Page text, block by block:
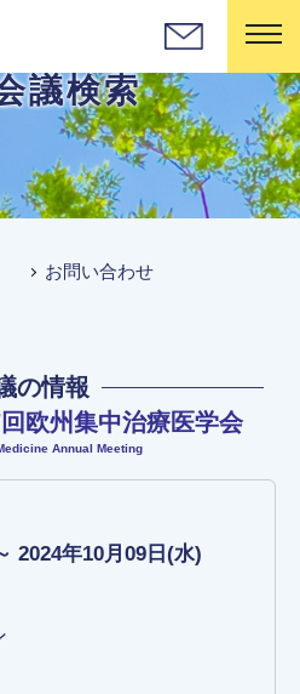
議検索
お問い合わせ
の情報
欧州集中治療医学会
Annual Meeting
2024年10月09日(水)